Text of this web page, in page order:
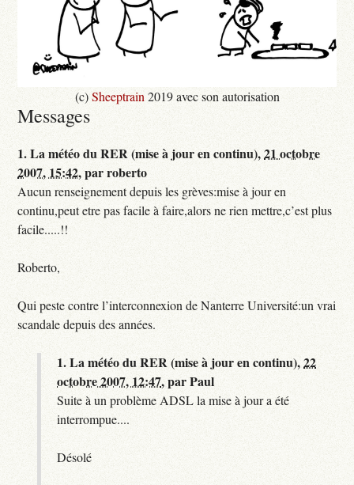
(c)Sheeptrain 2019 avec son autorisation
Messages
1.La météo du RER (mise à jour en continu),21 octobre
2007, 15:42,parroberto
Aucun renseignement depuis les grèves:mise à jour en
continu,peut etre pas facile à faire,alors ne rien mettre,c’est plus
facile.....!!
Roberto,
Qui peste contre l’interconnexion de Nanterre Université:un vrai
scandale depuis des années.
1.La météo du RER (mise à jour en continu),22
octobre 2007, 12:47,parPaul
Suite à un problème ADSL la mise à jour a été
interrompue....
Désolé